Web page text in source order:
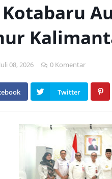
Juli 08, 2026 0 Komentar
Twitter